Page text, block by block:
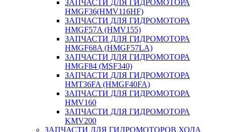
ЗАПЧАСТИ ДЛЯ ГИДРОМОТОРА
HMGF36(HMV116HF)
ЗАПЧАСТИ ДЛЯ ГИДРОМОТОРА
HMGF57A (HMV155)
ЗАПЧАСТИ ДЛЯ ГИДРОМОТОРА
HMGF68A (HMGF57LA)
ЗАПЧАСТИ ДЛЯ ГИДРОМОТОРА
HMGF84 (MSF340)
ЗАПЧАСТИ ДЛЯ ГИДРОМОТОРА
HMT36FA (HMGF40FA)
ЗАПЧАСТИ ДЛЯ ГИДРОМОТОРА
HMV160
ЗАПЧАСТИ ДЛЯ ГИДРОМОТОРА
KMV200
ЗАПЧАСТИ ДЛЯ ГИДРОМОТОРОВ ХОДА